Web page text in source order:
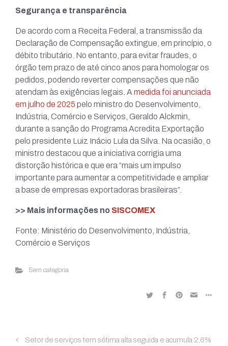
Segurança e transparência
De acordo com a Receita Federal, a transmissão da
Declaração de Compensação extingue, em princípio, o
débito tributário. No entanto, para evitar fraudes, o
órgão tem prazo de até cinco anos para homologar os
pedidos, podendo reverter compensações que não
atendam às exigências legais. A medida foi anunciada
em julho de 2025 pelo ministro do Desenvolvimento,
Indústria, Comércio e Serviços, Geraldo Alckmin,
durante a sanção do Programa Acredita Exportação
pelo presidente Luiz Inácio Lula da Silva. Na ocasião, o
ministro destacou que a iniciativa corrigia uma
distorção histórica e que era “mais um impulso
importante para aumentar a competitividade e ampliar
a base de empresas exportadoras brasileiras”.
>> Mais informações no SISCOMEX
Fonte: Ministério do Desenvolvimento, Indústria,
Comércio e Serviços
Sem categoria
Setor de serviços tem sétima alta seguida e acumula 2,6%